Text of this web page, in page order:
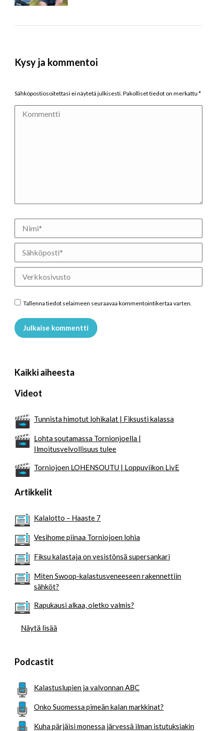
Kysy ja kommentoi
Sähköpostiosoitettasi ei näytetä julkisesti. Pakolliset tiedot on merkattu *
Kommentti
Nimi *
Sähköposti *
Verkkosivusto
Tallenna tiedot selaimeen seuraavaa kommentointikertaa varten.
Julkaise kommentti
Kaikki aiheesta
Videot
Tunnista himotut lohikalat | Fiksusti kalassa
Lohta soutamassa Tornionjoella |
Ilmoitusvelvollisuus tulee
Torniojoen LOHENSOUTU | Loppuviikon LivE
Artikkelit
Kalalotto – Haaste 7
Vesihome piinaa Torniojoen lohia
Fiksu kalastaja on vesistönsä supersankari
Miten Swoop-kalastusveneeseen rakennettiin
sähköt?
Rapukausi alkaa, oletko valmis?
Näytä lisää
Podcastit
Kalastuslupien ja valvonnan ABC
Onko Suomessa pimeän kalan markkinat?
Kuha pärjäisi monessa järvessä ilman istutuksiakin